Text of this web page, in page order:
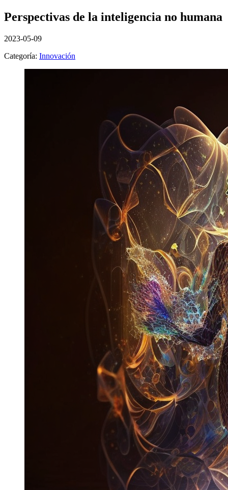
Perspectivas de la inteligencia no humana
2023-05-09
Categoría: Innovación